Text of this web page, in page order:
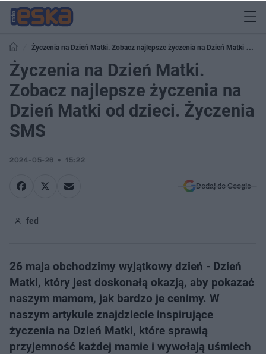
Życzenia na Dzień Matki. Zobacz najlepsze życzenia na Dzień Matki od
dzieci. Życzenia SMS
Życzenia na Dzień Matki.
Zobacz najlepsze życzenia na
Dzień Matki od dzieci. Życzenia
SMS
2024-05-26 15:22
Dodaj do Google
fed
26 maja obchodzimy wyjątkowy dzień - Dzień
Matki, który jest doskonałą okazją, aby pokazać
naszym mamom, jak bardzo je cenimy. W
naszym artykule znajdziecie inspirujące
życzenia na Dzień Matki, które sprawią
przyjemność każdej mamie i wywołają uśmiech